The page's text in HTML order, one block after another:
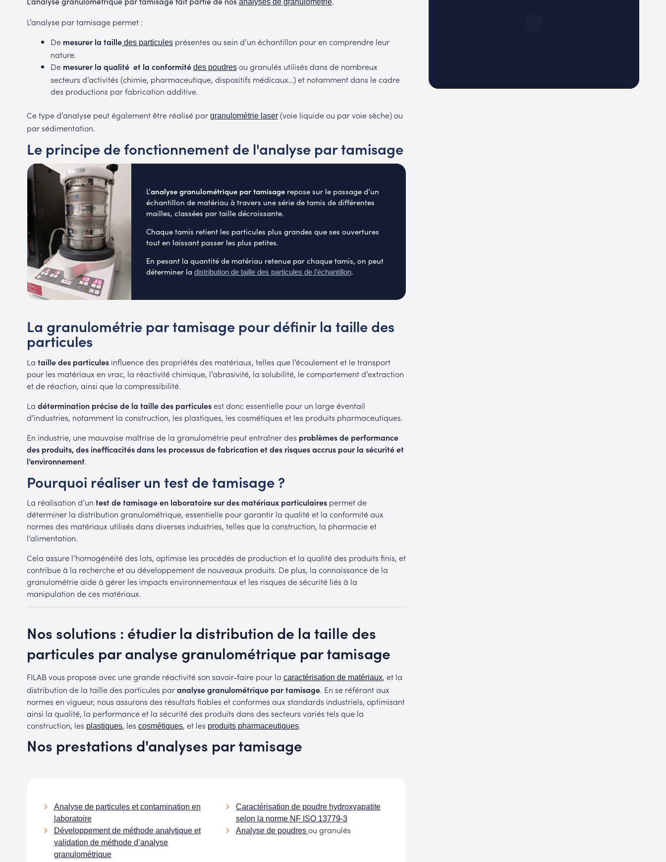
analyses de granulométrie
L’analyse par tamisage permet :
De mesurer la tailledes particulesprésentes au sein d’un échantillon pour en comprendre leur
nature.
De mesurer la qualité et la conformité des poudresou granulés utilisés dans de nombreux
secteurs d’activités (chimie, pharmaceutique, dispositifs médicaux…) et notamment dans le cadre
des productions par fabrication additive.
Ce type d’analyse peut également être réalisé par granulométrie laser(voie liquide ou par voie sèche) ou
par sédimentation.
Le principe de fonctionnement de l'analyse par tamisage
L’analyse granulométrique par tamisagerepose sur le passage d’un
échantillon de matériau à travers une série de tamis de différentes
mailles, classées par taille décroissante.
Chaque tamis retient les particules plus grandes que ses ouvertures
tout en laissant passer les plus petites.
En pesant la quantité de matériau retenue par chaque tamis, on peut
déterminer la distribution de taille des particules de l’échantillon.
La granulométrie par tamisage pour définir la taille des
particules
La taille des particulesinfluence des propriétés des matériaux, telles que l’écoulement et le transport
pour les matériaux en vrac, la réactivité chimique, l’abrasivité, la solubilité, le comportement d’extraction
et de réaction, ainsi que la compressibilité.
La détermination précise de la taille des particulesest donc essentielle pour un large éventail
d’industries, notamment la construction, les plastiques, les cosmétiques et les produits pharmaceutiques.
En industrie, une mauvaise maîtrise de la granulométrie peut entraîner des problèmes de performance
des produits, des inefficacités dans les processus de fabrication et des risques accrus pour la sécurité et
l’environnement.
Pourquoi réaliser un test de tamisage ?
La réalisation d’un test de tamisage en laboratoiresur des matériaux particulairespermet de
déterminer la distribution granulométrique, essentielle pour garantir la qualité et la conformité aux
normes des matériaux utilisés dans diverses industries, telles que la construction, la pharmacie et
l’alimentation.
Cela assure l’homogénéité des lots, optimise les procédés de production et la qualité des produits finis, et
contribue à la recherche et au développement de nouveaux produits. De plus, la connaissance de la
granulométrie aide à gérer les impacts environnementaux et les risques de sécurité liés à la
manipulation de ces matériaux.
Nos solutions : étudier la distribution de la taille des
particules par analyse granulométrique par tamisage
FILAB vous propose avec une grande réactivité son savoir-faire pour la caractérisation de matériaux, et la
distribution de la taille des particules paranalyse granulométrique par tamisage. En se référant aux
normes en vigueur, nous assurons des résultats fiables et conformes aux standards industriels, optimisant
ainsi la qualité, la performance et la sécurité des produits dans des secteurs variés tels que la
construction, les plastiques, les cosmétiques, et les produits pharmaceutiques.
Nos prestations d'analyses par tamisage
Analyse de particules et contamination en
laboratoire
Développement de méthode analytique et
validation de méthode d’analyse
granulométrique
Caractérisation de poudre hydroxyapatite
selon la norme NF ISO 13779-3
Analyse de poudres ou granulés